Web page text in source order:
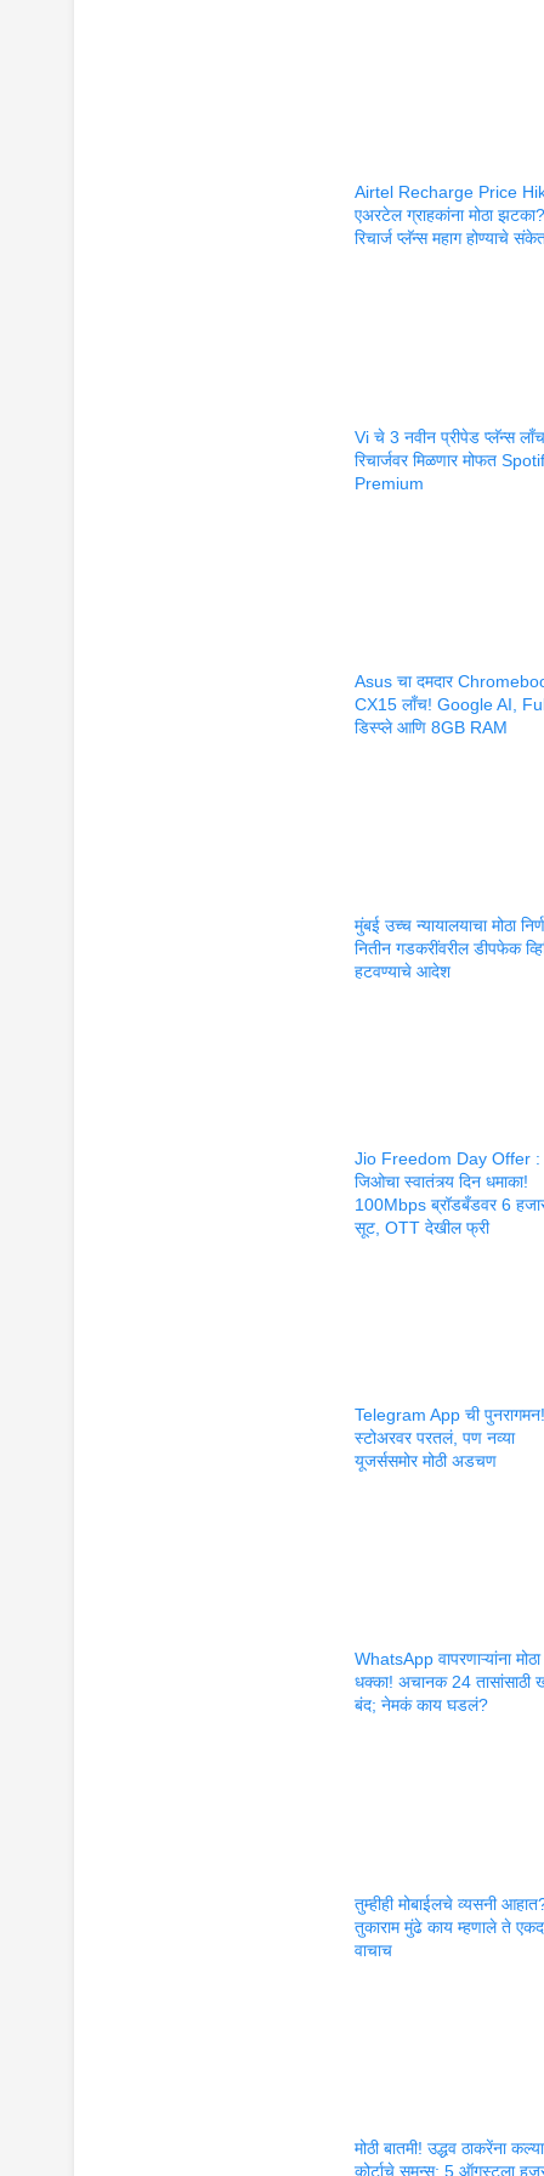
Airtel Recharge Price
एअरटेल ग्राहकांना मोठा झटका?
रिचार्ज प्लॅन्स महाग होण्याचे
Vi चे 3 नवीन प्रीपेड प्लॅन्स
रिचार्जवर मिळणार मोफत
Premium
Asus चा दमदार
CX15 लाँच! Google AI,
डिस्प्ले आणि 8GB RAM
मुंबई उच्च न्यायालयाचा मोठा
नितीन गडकरींवरील डीपफेक
हटवण्याचे आदेश
Jio Freedom Day Offer :
जिओचा स्वातंत्र्य दिन धमाका!
100Mbps ब्रॉडबँडवर 6
सूट, OTT देखील फ्री
Telegram App ची
स्टोअरवर परतलं, पण नव्या
यूजर्ससमोर मोठी अडचण
WhatsApp वापरणाऱ्यांना मोठा
धक्का! अचानक 24 तासांसाठी
बंद; नेमकं काय घडलं?
तुम्हीही मोबाईलचे व्यसनी
तुकाराम मुंढे काय म्हणाले ते
वाचाच
मोठी बातमी! उद्धव ठाकरेंना
कोर्टाचे समन्स; 5 ऑगस्टला